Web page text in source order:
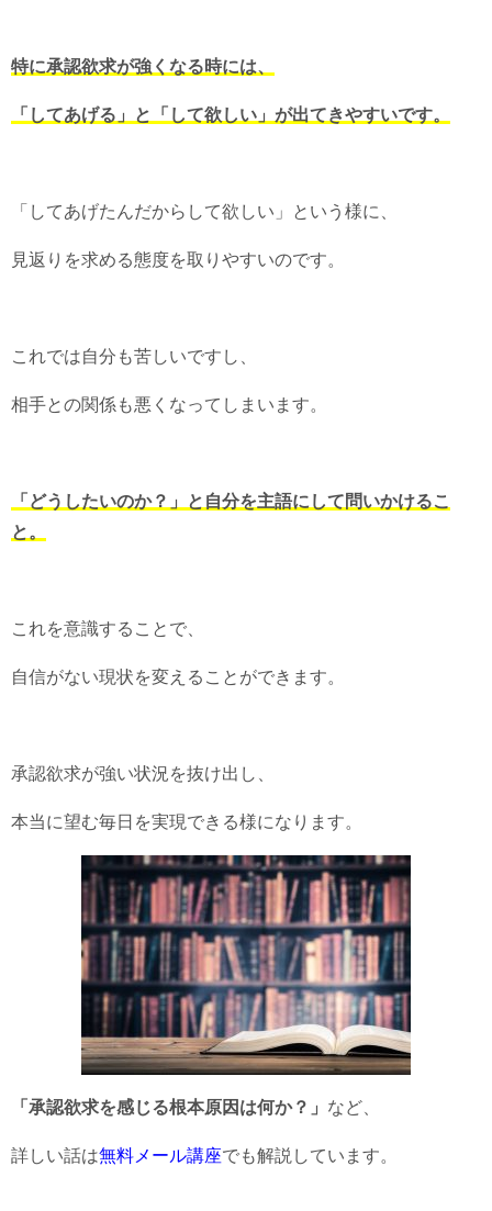
特に承認欲求が強くなる時には、
「してあげる」と「して欲しい」が出てきやすいです。
「してあげたんだからして欲しい」という様に、
見返りを求める態度を取りやすいのです。
これでは自分も苦しいですし、
相手との関係も悪くなってしまいます。
「どうしたいのか？」と自分を主語にして問いかけるこ
と。
これを意識することで、
自信がない現状を変えることができます。
承認欲求が強い状況を抜け出し、
本当に望む毎日を実現できる様になります。
「承認欲求を感じる根本原因は何か？」 など、
詳しい話は無料メール講座でも解説しています。